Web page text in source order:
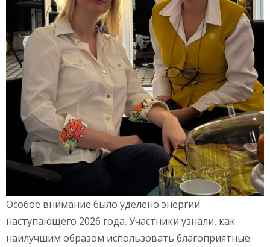
Особое внимание было уделено энергии
наступающего 2026 года. Участники узнали, как
наилучшим образом использовать благоприятные